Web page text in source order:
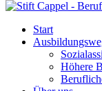
Start
Höhere